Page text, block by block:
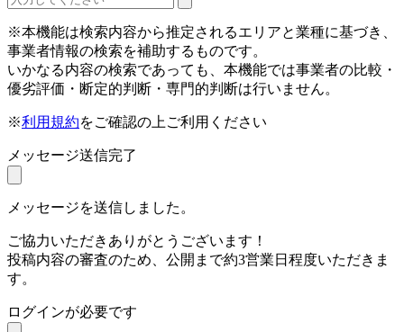
※本機能は検索内容から推定されるエリアと業種に基づき、
事業者情報の検索を補助するものです。
いかなる内容の検索であっても、本機能では事業者の比較・
優劣評価・断定的判断・専門的判断は行いません。
※利用規約をご確認の上ご利用ください
メッセージ送信完了
メッセージを送信しました。
ご協力いただきありがとうございます！
投稿内容の審査のため、公開まで約3営業日程度いただきま
す。
ログインが必要です